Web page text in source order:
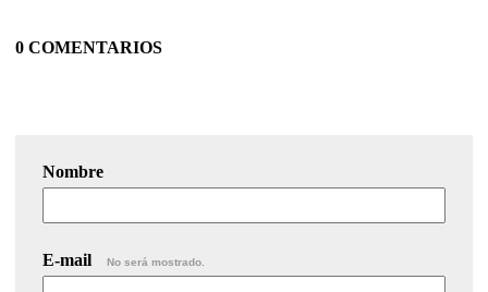
0 COMENTARIOS
Nombre
E-mail No será mostrado.